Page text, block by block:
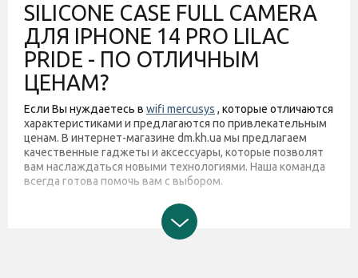
SILICONE CASE FULL CAMERA
ДЛЯ IPHONE 14 PRO LILAC
PRIDE - ПО ОТЛИЧНЫМ
ЦЕНАМ?
Если Вы нуждаетесь в wifi mercusys , которые отличаются
характеристиками и предлагаются по привлекательным
ценам. В интернет-магазине dm.kh.ua мы предлагаем
качественные гаджеты и аксессуары, которые позволят
вам наслаждаться новыми технологиями. Наша команда
всегда готова помочь вам с выбором.